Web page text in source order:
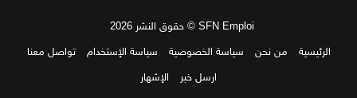
SFN Emploi © حقوق النشر 2026
الرئيسية
من نحن سياسة الخصوصية سياسة الإستخدام
تواصل معنا
ارسل خبر
الإشهار